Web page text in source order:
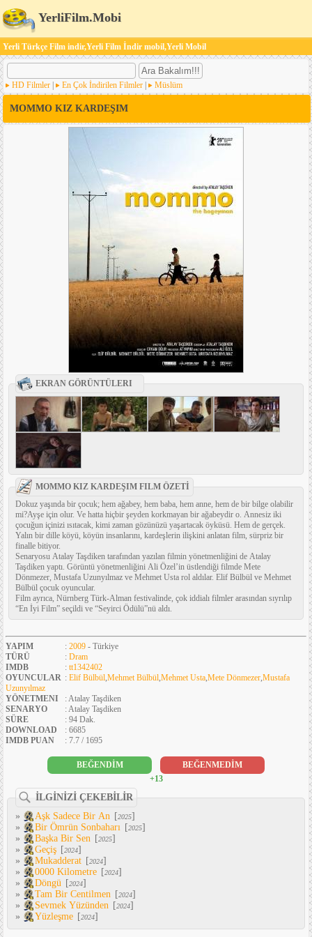
YerliFilm.Mobi
Yerli Türkçe Film indir,Yerli Film İndir mobil,Yerli Mobil
HD Filmler En Çok İndirilen Filmler Müslüm
MOMMO KIZ KARDEŞIM
EKRAN GÖRÜNTÜLERI
MOMMO KIZ KARDEŞIM FILM ÖZETİ
Dokuz yaşında bir çocuk; hem ağabey, hem baba, hem anne, hem de bir bilge olabilir
mi?Ayşe için olur. Ve hatta hiçbir şeyden korkmayan bir ağabeydir o. Annesiz iki
çocuğun içinizi ısıtacak, kimi zaman gözünüzü yaşartacak öyküsü. Hem de gerçek.
Yalın bir dille köyü, köyün insanlarını, kardeşlerin ilişkini anlatan film, sürpriz bir
finalle bitiyor.
Senaryosu Atalay Taşdiken tarafından yazılan filmin yönetmenliğini de Atalay
Taşdiken yaptı. Görüntü yönetmenliğini Ali Özel’in üstlendiği filmde Mete
Dönmezer, Mustafa Uzunyılmaz ve Mehmet Usta rol aldılar. Elif Bülbül ve Mehmet
Bülbül çocuk oyuncular.
Film ayrıca, Nürnberg Türk-Alman festivalinde, çok iddialı filmler arasından sıyrılıp
“En İyi Film” seçildi ve “Seyirci Ödülü”nü aldı.
YAPIM : 2009 - Türkiye
TÜRÜ
: Dram
IMDB
: tt1342402
OYUNCULAR : Elif Bülbül,Mehmet Bülbül,Mehmet Usta,Mete Dönmezer,Mustafa
Uzunyılmaz
YÖNETMENI
: Atalay Taşdiken
SENARYO
: Atalay Taşdiken
SÜRE
: 94 Dak.
DOWNLOAD
: 6685
IMDB PUAN
: 7.7 / 1695
BEĞENDİM
BEĞENMEDİM
+13
İLGİNİZİ ÇEKEBİLİR
»
Aşk Sadece Bir An [2025]
»
Bir Ömrün Sonbaharı [2025]
»
Başka Bir Sen [2025]
»
Geçiş [2024]
»
Mukadderat [2024]
»
0000 Kilometre [2024]
»
Döngü [2024]
»
Tam Bir Centilmen [2024]
»
Sevmek Yüzünden [2024]
»
Yüzleşme [2024]